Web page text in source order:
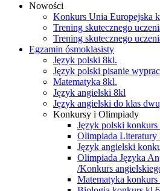
Nowości
Konkurs Unia Europejska
Trening skutecznego
Trening skutecznego
Egzamin ósmoklasisty
Język polski 8kl.
Język polski pisanie
Matematyka 8kl.
Język angielski 8kl
Język angielski do klas
Konkursy i Olimpiady
Język polski
Olimpiada Literatury
Język angielski
Olimpiada Języka
/Konkurs
Matematyka